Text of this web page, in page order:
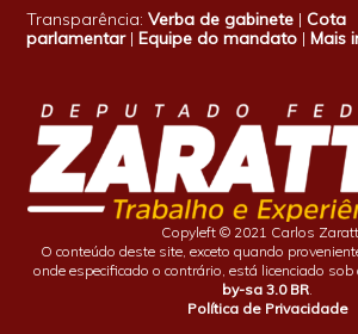
Transparência:Verba de gabinete |Cota
parlamentar|Equipe do mandato |Mais
Copyleft © 2021 Carlos
O conteúdo deste site, exceto quando
onde especificado o contrário, está licenciado sob
by-sa 3.0 BR
Política de Privacidade